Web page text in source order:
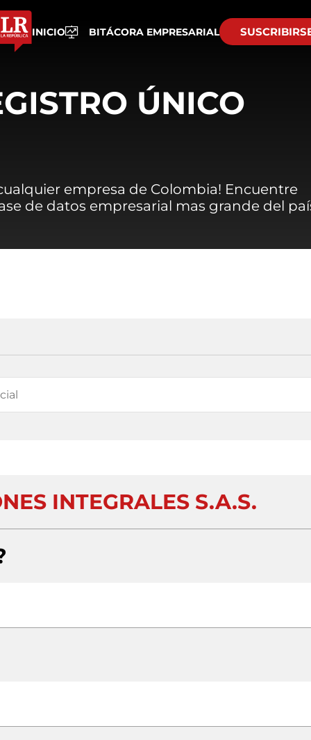
INICIO BITÁCORA EMPRESARIAL
ÚNICO
empresa de Colombia! Encuentre
de datos empresarial mas grande del
INTEGRALES S.A.S.